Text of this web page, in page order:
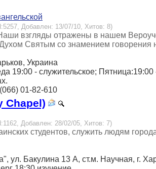
Добавлен: 13/07/10, Хитов: 8)
взгляды отражены в нашем
Святым со знамением говорения
Украина
19:00 - служительское;
01-82-610
Chapel)
Добавлен: 28/02/05, Хитов: 7)
студентов, служить людям
ул. Бакулина 13 А, ст.м. Научная, г.